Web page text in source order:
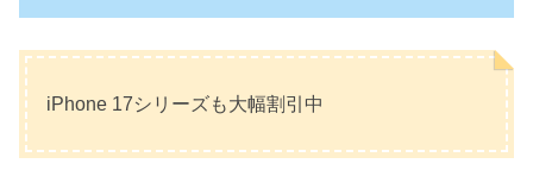
iPhone 17シリーズも大幅割引中